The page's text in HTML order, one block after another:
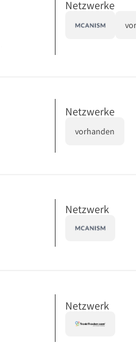
Netzwerke
Netzwerke
vorhanden
Netzwerk
Netzwerk